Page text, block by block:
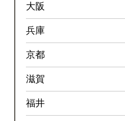
大阪
兵庫
京都
滋賀
福井